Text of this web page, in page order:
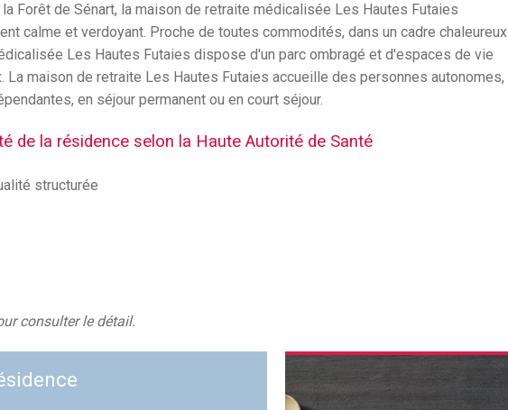
Forêt de Sénart, la maison de retraite médicalisée Les Hautes Futaies
calme et verdoyant. Proche de toutes commodités, dans un cadre chaleureux
Les Hautes Futaies dispose d'un parc ombragé et d'espaces de vie
La maison de retraite Les Hautes Futaies accueille des personnes autonomes,
en séjour permanent ou en court séjour.
de la résidence selon la Haute Autorité de Santé
structurée
consulter le détail.